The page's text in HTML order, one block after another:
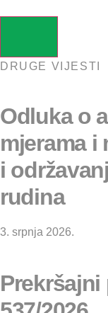
DRUGE VIJESTI
Odluka o
mjerama i
i
rudina
3. srpnja 2026.